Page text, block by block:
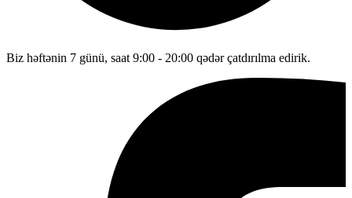
Biz həftənin 7 günü, saat 9:00 - 20:00 qədər çatdırılma edirik.